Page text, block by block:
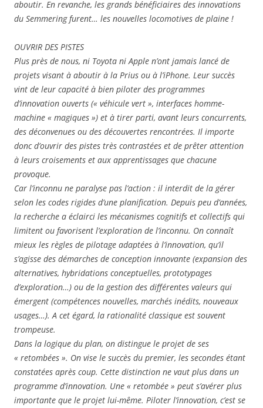
aboutir. En revanche, les grands bénéficiaires des innovations
du Semmering furent… les nouvelles locomotives de plaine !
OUVRIR DES PISTES
Plus près de nous, ni Toyota ni Apple n’ont jamais lancé de
projets visant à aboutir à la Prius ou à l’iPhone. Leur succès
vint de leur capacité à bien piloter des programmes
d’innovation ouverts (« véhicule vert », interfaces homme-
machine « magiques ») et à tirer parti, avant leurs concurrents,
des déconvenues ou des découvertes rencontrées. Il importe
donc d’ouvrir des pistes très contrastées et de prêter attention
à leurs croisements et aux apprentissages que chacune
provoque.
Car l’inconnu ne paralyse pas l’action : il interdit de la gérer
selon les codes rigides d’une planification. Depuis peu d’années,
la recherche a éclairci les mécanismes cognitifs et collectifs qui
limitent ou favorisent l’exploration de l’inconnu. On connaît
mieux les règles de pilotage adaptées à l’innovation, qu’il
s’agisse des démarches de conception innovante (expansion des
alternatives, hybridations conceptuelles, prototypages
d’exploration…) ou de la gestion des différentes valeurs qui
émergent (compétences nouvelles, marchés inédits, nouveaux
usages…). A cet égard, la rationalité classique est souvent
trompeuse.
Dans la logique du plan, on distingue le projet de ses
« retombées ». On vise le succès du premier, les secondes étant
constatées après coup. Cette distinction ne vaut plus dans un
programme d’innovation. Une « retombée » peut s’avérer plus
importante que le projet lui-même. Piloter l’innovation, c’est se